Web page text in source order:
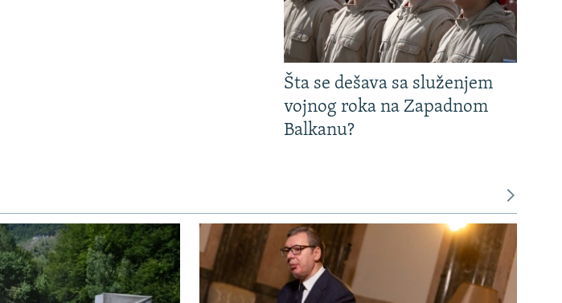
Šta se dešava sa služenjem
vojnog roka na Zapadnom
Balkanu?